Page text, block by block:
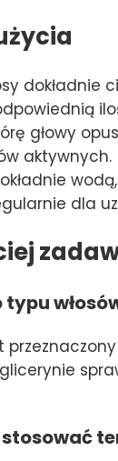
dokładnie
głowy
aktywnych.
dla